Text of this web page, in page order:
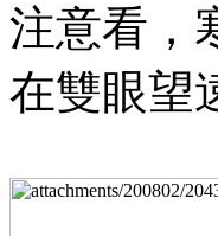
注意看，
在雙眼望